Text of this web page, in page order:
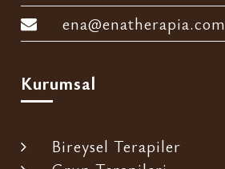
ena@enatherapia.com
Kurumsal
Bireysel Terapiler